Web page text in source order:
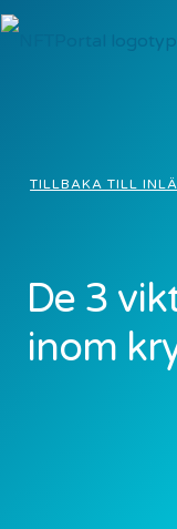
TILLBAKA TILL
De 3
inom